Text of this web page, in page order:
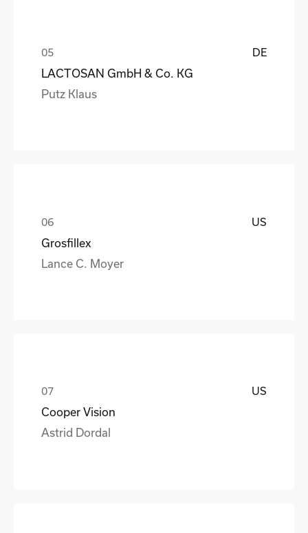
DE
LACTOSAN GmbH & Co. KG
Putz Klaus
US
Grosfillex
Lance C. Moyer
US
Cooper Vision
Astrid Dordal